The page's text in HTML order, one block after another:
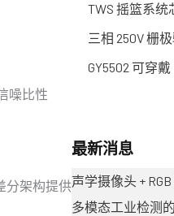
噪比性
分架构提供
TWS 摇篮系统
三相 250V 栅
GY5502 可穿戴
最新消息
声学摄像头 +
多模态工业检测